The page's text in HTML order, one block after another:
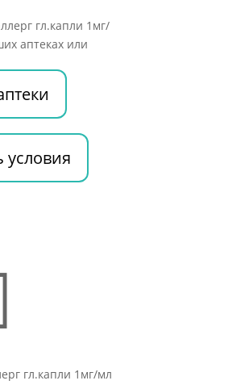
гл.капли 1мг/
аптеках или
условия
гл.капли 1мг/мл